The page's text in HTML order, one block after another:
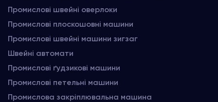
Промислові швейні оверлоки
Промислові плоскошовні машини
Промислові швейні машини зигзаг
Швейні автомати
Промислові ґудзикові машини
Промислові петельні машини
Промислова закріплювальна машина